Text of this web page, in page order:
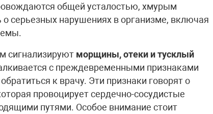
общей усталостью, хмурым
серьезных нарушениях в организме, включая
сигнализируют морщины, отеки и тусклый
с преждевременными признаками
к врачу. Эти признаки говорят о
провоцирует сердечно-сосудистые
путями. Особое внимание стоит